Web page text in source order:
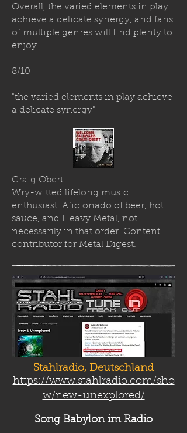
Overall, the varied elements in play
achieve a delicate synergy, and fans
of multiple genres will find plenty to
enjoy.
8/10
"the varied elements in play achieve
a delicate synergy"
Craig Obert
Wry-witted lifelong music
enthusiast. Aficionado of beer, hot
sauce, and Heavy Metal, not
necessarily in that order. Content
contributor for Metal Digest.
Stahlradio, Deutschland
https://www.stahlradio.com/sho
w/new-unexplored/
Song Babylonim Radio